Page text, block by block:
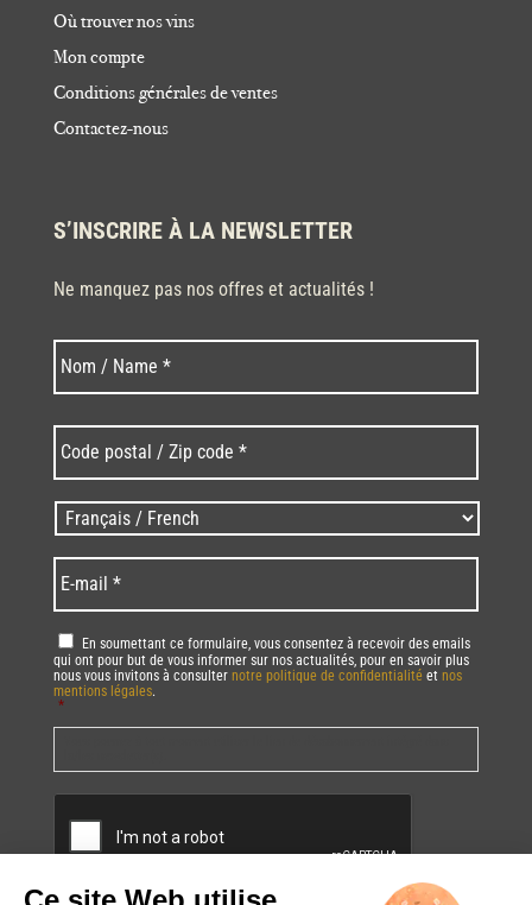
Où trouver nos vins
Mon compte
Conditions générales de ventes
Contactez-nous
S’INSCRIRE À LA NEWSLETTER
Ne manquez pas nos offres et actualités !
Nom * Nom
postal
/
Zip
code
* *
Langues
/
Language *
mail *
RGPD *
En soumettant ce formulaire, vous consentez à recevoir des emails
qui ont pour but de vous informer sur nos actualités, pour en savoir plus
nous vous invitons à consulter notre politique de confidentialité et nos
mentions légales.
*